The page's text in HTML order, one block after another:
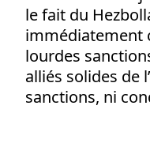
le fait du
immédiatement
lourdes
alliés solides de
sanctions, ni